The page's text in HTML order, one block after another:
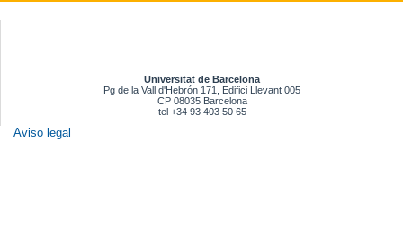
Universitat de Barcelona
Pg de la Vall d'Hebrón 171, Edifici Llevant 005
CP 08035 Barcelona
tel +34 93 403 50 65
Aviso legal